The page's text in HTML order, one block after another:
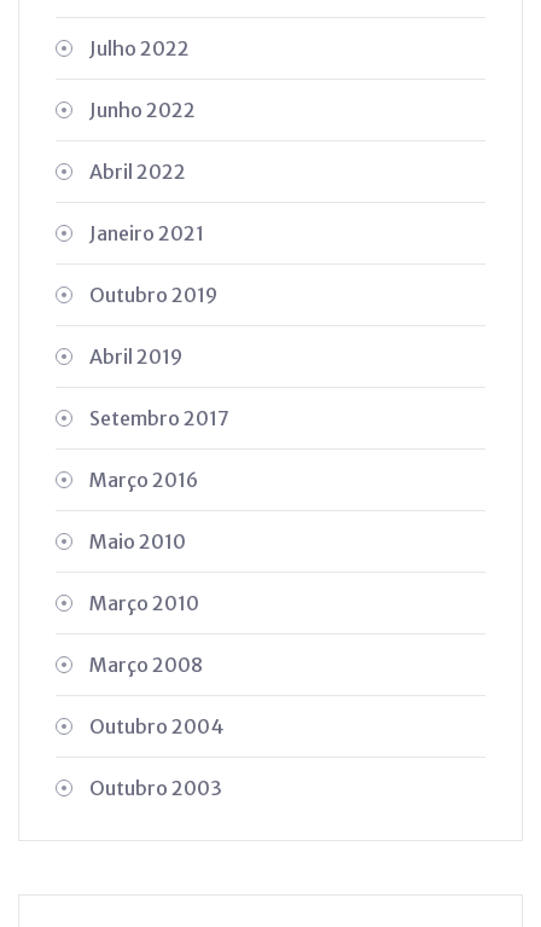
Julho 2022
Junho 2022
Abril 2022
Janeiro 2021
Outubro 2019
Abril 2019
Setembro 2017
Março 2016
Maio 2010
Março 2010
Março 2008
Outubro 2004
Outubro 2003